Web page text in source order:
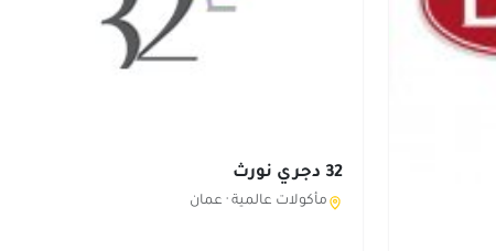
32 دجري نورث
مأكولات عالمية · عمان